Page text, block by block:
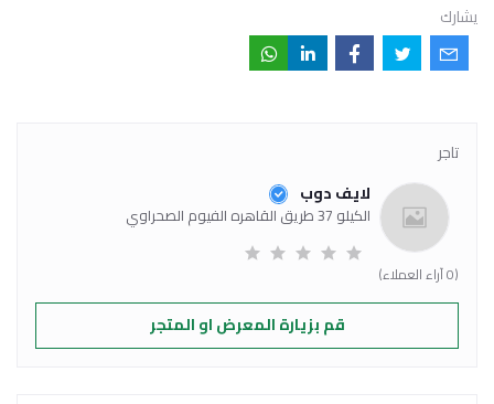
يشارك
تاجر
لايف دوب
الكيلو 37 طريق القاهره الفيوم الصحراوي
(0 آراء العملاء)
قم بزيارة المعرض او المتجر